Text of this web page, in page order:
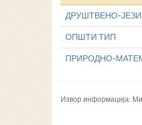
ДРУШТВЕНО-
ОПШТИ ТИП
ПРИРОДНО-
Извор информација: